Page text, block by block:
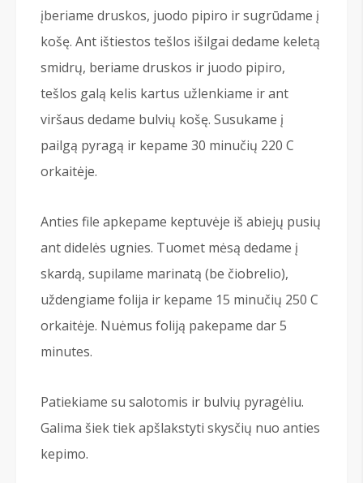
įberiame druskos, juodo pipiro ir sugrūdame į
košę. Ant ištiestos tešlos išilgai dedame keletą
smidrų, beriame druskos ir juodo pipiro,
tešlos galą kelis kartus užlenkiame ir ant
viršaus dedame bulvių košę. Susukame į
pailgą pyragą ir kepame 30 minučių 220 C
orkaitėje.
Anties file apkepame keptuvėje iš abiejų pusių
ant didelės ugnies. Tuomet mėsą dedame į
skardą, supilame marinatą (be čiobrelio),
uždengiame folija ir kepame 15 minučių 250 C
orkaitėje. Nuėmus foliją pakepame dar 5
minutes.
Patiekiame su salotomis ir bulvių pyragėliu.
Galima šiek tiek apšlakstyti skysčių nuo anties
kepimo.